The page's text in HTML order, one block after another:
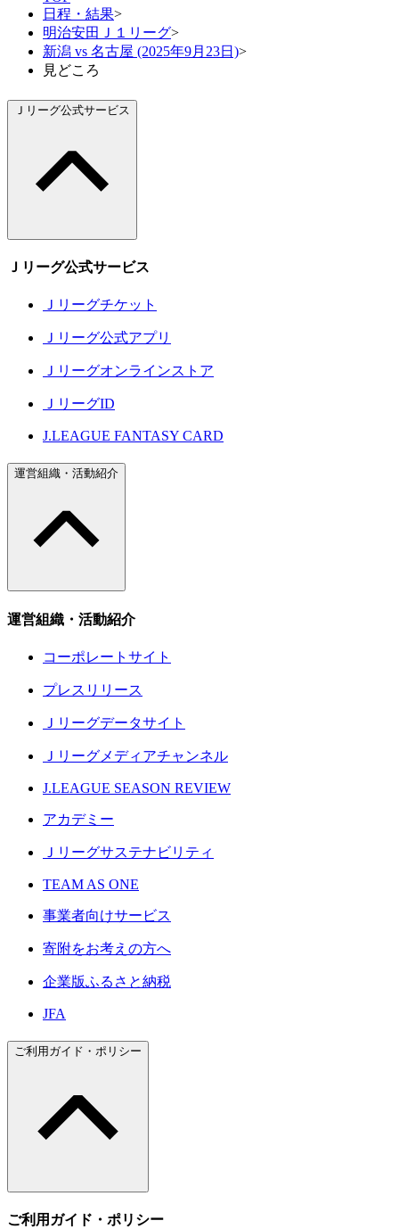
日程・結果>
明治安田Ｊ１リーグ>
新潟 vs 名古屋 (2025年9月23日)>
見どころ
Ｊリーグ公式サービス
Ｊリーグ公式サービス
Ｊリーグチケット
Ｊリーグ公式アプリ
Ｊリーグオンラインストア
ＪリーグID
J.LEAGUE FANTASY CARD
運営組織・活動紹介
運営組織・活動紹介
コーポレートサイト
プレスリリース
Ｊリーグデータサイト
Ｊリーグメディアチャンネル
J.LEAGUE SEASON REVIEW
アカデミー
Ｊリーグサステナビリティ
TEAM AS ONE
事業者向けサービス
寄附をお考えの方へ
企業版ふるさと納税
JFA
ご利用ガイド・ポリシー
ご利用ガイド・ポリシー